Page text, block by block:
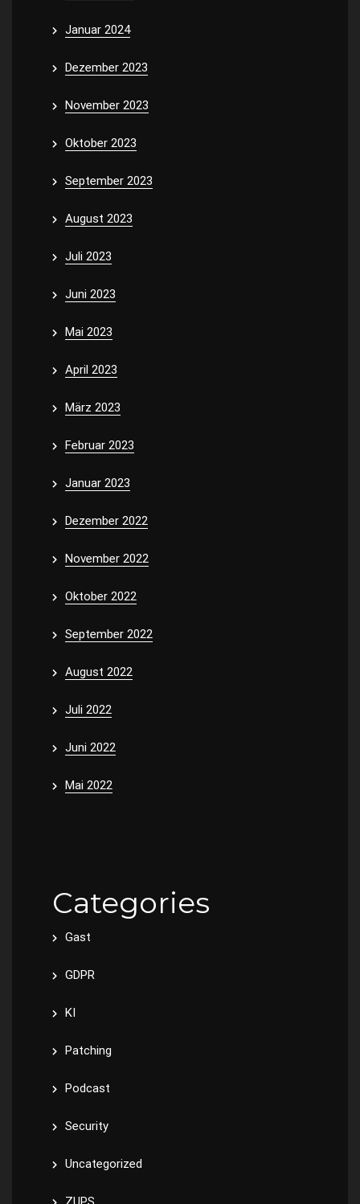
Januar 2024
Dezember 2023
November 2023
Oktober 2023
September 2023
August 2023
Juli 2023
Juni 2023
Mai 2023
April 2023
März 2023
Februar 2023
Januar 2023
Dezember 2022
November 2022
Oktober 2022
September 2022
August 2022
Juli 2022
Juni 2022
Mai 2022
Categories
Gast
GDPR
KI
Patching
Podcast
Security
Uncategorized